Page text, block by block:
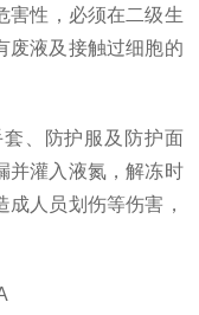
害性，必须在二级生
废液及接触过细胞的
、防护服及防护面
并灌入液氮，解冻时
人员划伤等伤害，